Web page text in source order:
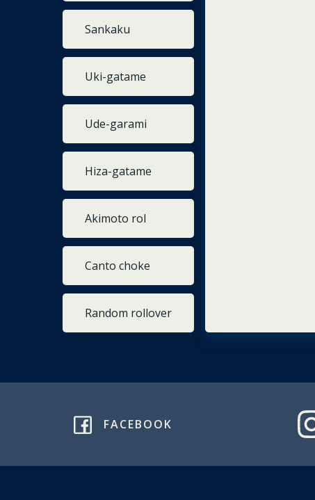
Sankaku
Uki-gatame
Ude-garami
Hiza-gatame
Akimoto rol
Canto choke
Random rollover
FACEBOOK